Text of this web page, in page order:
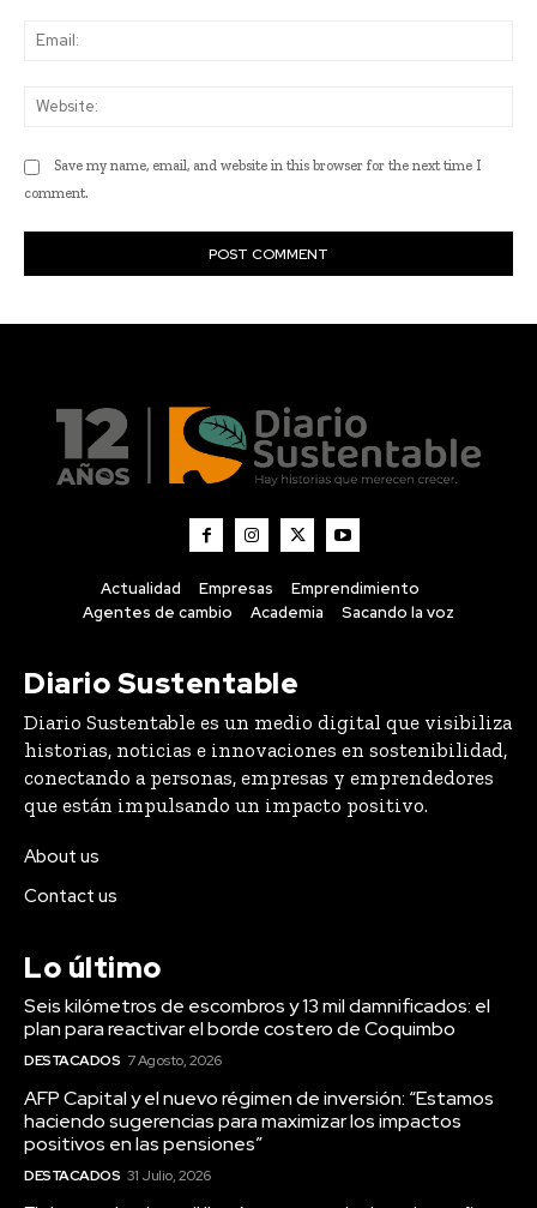
Actualidad Empresas
Emprendimiento
Agentes de cambio
Academia Sacando la voz
Diario Sustentable
Diario Sustentable es un medio digital que visibiliza
historias, noticias e innovaciones en sostenibilidad,
conectando a personas, empresas y emprendedores
que están impulsando un impacto positivo.
About us
Contact us
Lo último
Seis kilómetros de escombros y 13 mil damnificados: el
plan para reactivar el borde costero de Coquimbo
DESTACADOS 7 Agosto, 2026
AFP Capital y el nuevo régimen de inversión: “Estamos
haciendo sugerencias para maximizar los impactos
positivos en las pensiones”
DESTACADOS 31 Julio, 2026